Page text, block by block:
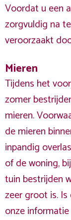
Voordat u een
zorgvuldig na
veroorzaakt
Mieren
Tijdens het
zomer
mieren.
de mieren
inpandig
of de woning,
tuin bestrijden
zeer groot is.
onze